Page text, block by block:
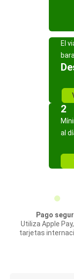
El
2
al
Pago
Utiliza Apple
tarjetas